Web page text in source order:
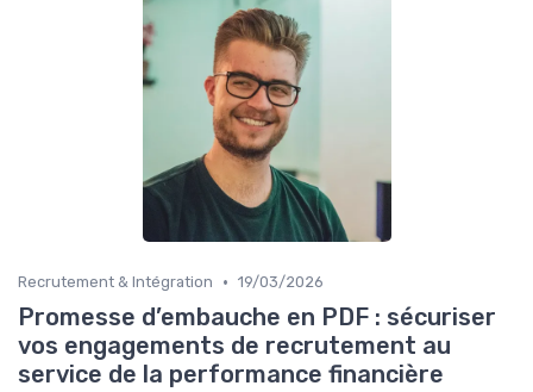
Recrutement & Intégration • 19/03/2026
Promesse d’embauche en PDF : sécuriser
vos engagements de recrutement au
service de la performance financière